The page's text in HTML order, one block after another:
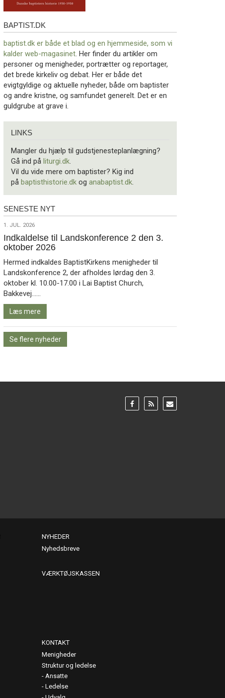
baptist.dk
BAPTIST.DK
baptist.dk er både et blad og en hjemmeside, som vi
kalder web-magasinet . Her finder du artikler om
personer og menigheder, portrætter og reportager,
det brede kirkeliv og debat. Her er både det
evigtgyldige og aktuelle nyheder, både om baptister
og andre kristne, og samfundet generelt. Det er en
guldgrube at grave i.
LINKS
Mangler du hjælp til gudstjenesteplanlægning?
Gå ind på liturgi.dk
Vil du vide mere om baptister? Kig ind
på baptisthistorie.dk og anabaptist.dk
Seneste
SENESTE NYT
1.
jul.
2026
1. JUL. 2026
Indkaldelse til Landskonference 2 den 3.
oktober 2026
Hermed indkaldes BaptistKirkens menigheder til
Landskonference 2, der afholdes lørdag den 3.
oktober kl. 10.00-17.00 i Lai Baptist Church,
Bakkevej……
mere
Læs mere
Se flere nyheder
Gå
til:
Gå
til:
Gå
til:
NYHEDER
Nyhedsbreve
VÆRKTØJSKASSEN
KONTAKT
Menigheder
Struktur og ledelse
Ansatte
Ledelse